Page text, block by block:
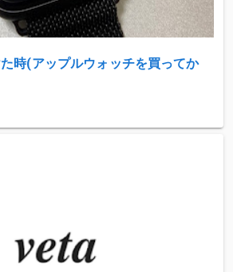
時(アップルウォッチを買ってか